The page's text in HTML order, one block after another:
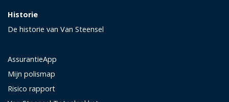
Historie
De historie van Van Steensel
AssurantieApp
Mijn polismap
Risico rapport